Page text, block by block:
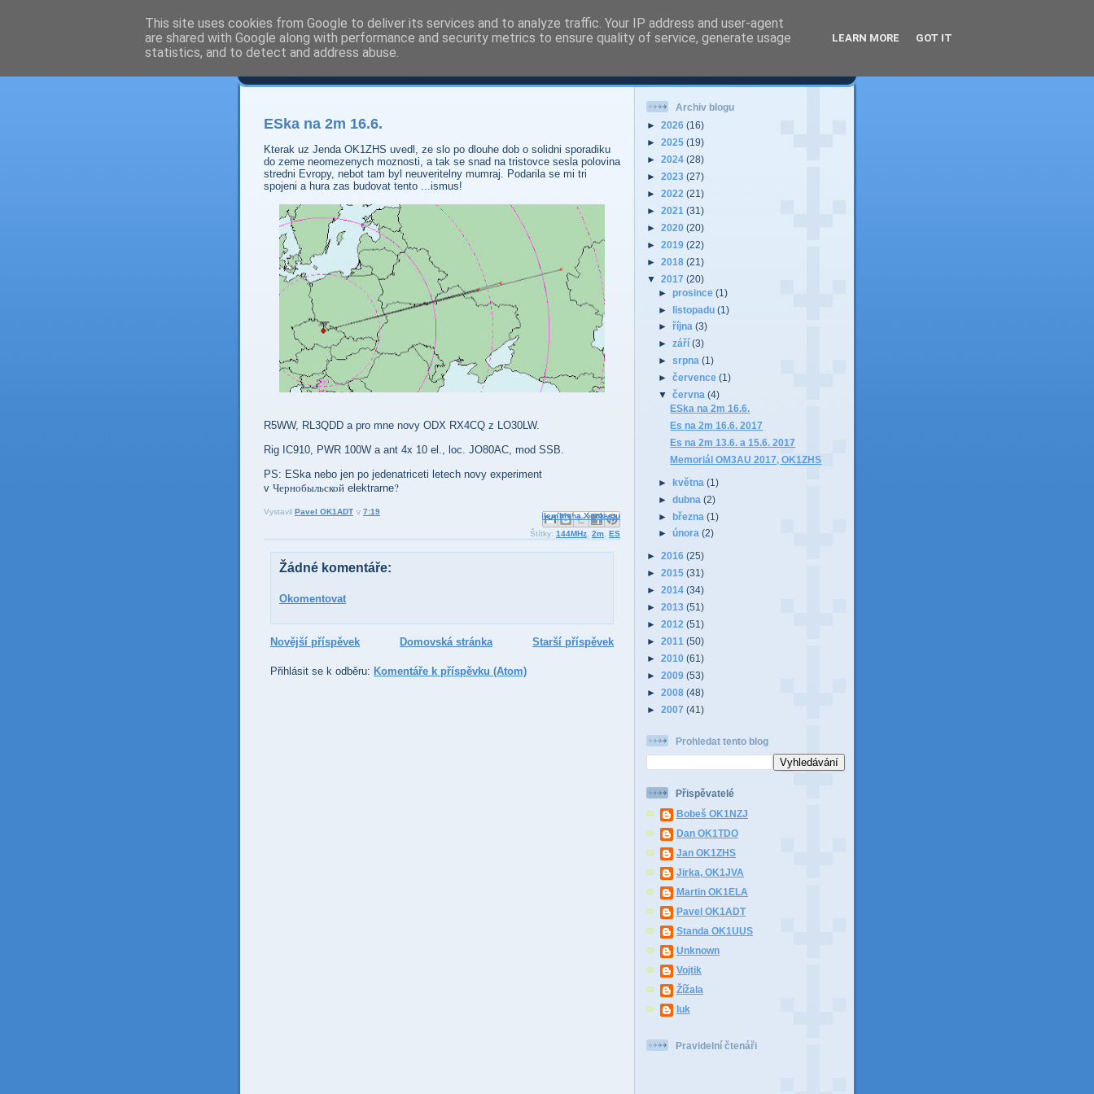
Prdec - Pardubice Hradec
ESka na 2m 16.6.
Kterak uz Jenda OK1ZHS uvedl, ze slo po dlouhe dob o solidni sporadiku
do zeme neomezenych moznosti, a tak se snad na tristovce sesla polovina
stredni Evropy, nebot tam byl neuveritelny mumraj. Podarila se mi tri
spojeni a hura zas budovat tento ...ismus!
R5WW, RL3QDD a pro mne novy ODX RX4CQ z LO30LW.
Rig IC910, PWR 100W a ant 4x 10 el., loc. JO80AC, mod SSB.
PS: ESka nebo jen po jedenatriceti letech novy experiment
v Чернобыльской elektrarne?
Vystavil Pavel OK1ADT v 7:19 Odeslat e-mailemBlogThis!
Sdílet na X
Sdílet ve službě Facebook
Sdílet na Pinterestu
Štítky: 144MHz 2m ES
Žádné komentáře:
Okomentovat
Novější příspěvek Starší příspěvek
Domovská stránka
Přihlásit se k odběru: Komentáře k příspěvku (Atom)
Archiv blogu
► 2026 (16)
► 2025 (19)
► 2024 (28)
► 2023 (27)
► 2022 (21)
► 2021 (31)
► 2020 (20)
► 2019 (22)
► 2018 (21)
▼ 2017 (20)
►prosince(1)
► listopadu(1)
►října(3)
►září(3)
►srpna(1)
►července(1)
▼června(4)
ESka na 2m 16.6.
Es na 2m 16.6. 2017
Es na 2m 13.6. a 15.6. 2017
Memoriál OM3AU 2017, OK1ZHS
► května(1)
►dubna(2)
► března(1)
►února(2)
► 2016 (25)
► 2015 (31)
► 2014 (34)
► 2013 (51)
► 2012 (51)
► 2011 (50)
► 2010 (61)
► 2009 (53)
► 2008 (48)
► 2007 (41)
Prohledat tento blog
Přispěvatelé
Bobeš OK1NZJ
Dan OK1TDO
Jan OK1ZHS
Jirka, OK1JVA
Martin OK1ELA
Pavel OK1ADT
Standa OK1UUS
Unknown
Vojtik
Žížala
luk
Pravidelní čtenáři
This site uses cookies from Google to deliver its services and to analyze traffic. Your IP address and user-agent
are shared with Google along with performance and security metrics to ensure quality of service, generate usage
statistics, and to detect and address abuse.
LEARN MORE GOT IT